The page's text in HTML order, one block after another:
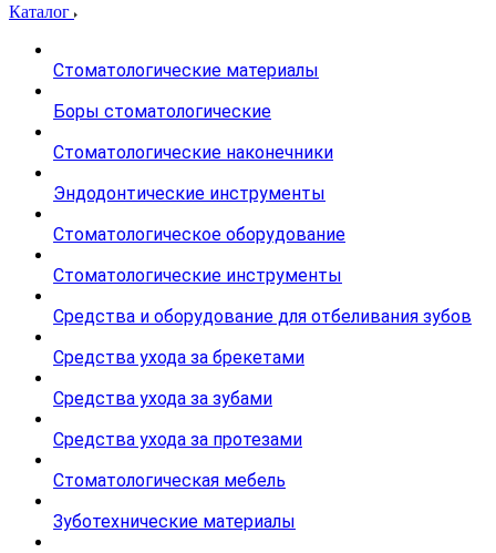
Каталог
Стоматологические материалы
Боры стоматологические
Стоматологические наконечники
Эндодонтические инструменты
Стоматологическое оборудование
Стоматологические инструменты
Средства и оборудование для отбеливания зубов
Средства ухода за брекетами
Средства ухода за зубами
Средства ухода за протезами
Стоматологическая мебель
Зуботехнические материалы